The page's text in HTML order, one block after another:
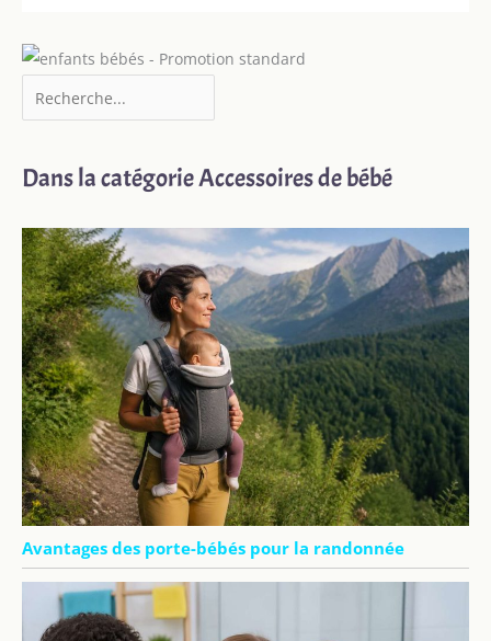
Dans la catégorie Accessoires de bébé
Avantages des porte-bébés pour la randonnée